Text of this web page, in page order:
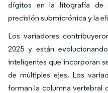
dígitos en la litografía de
precisión submicrónica y la
Los variadores
2025 y están
inteligentes que incorporan
de múltiples ejes. Los
forman la columna vertebral